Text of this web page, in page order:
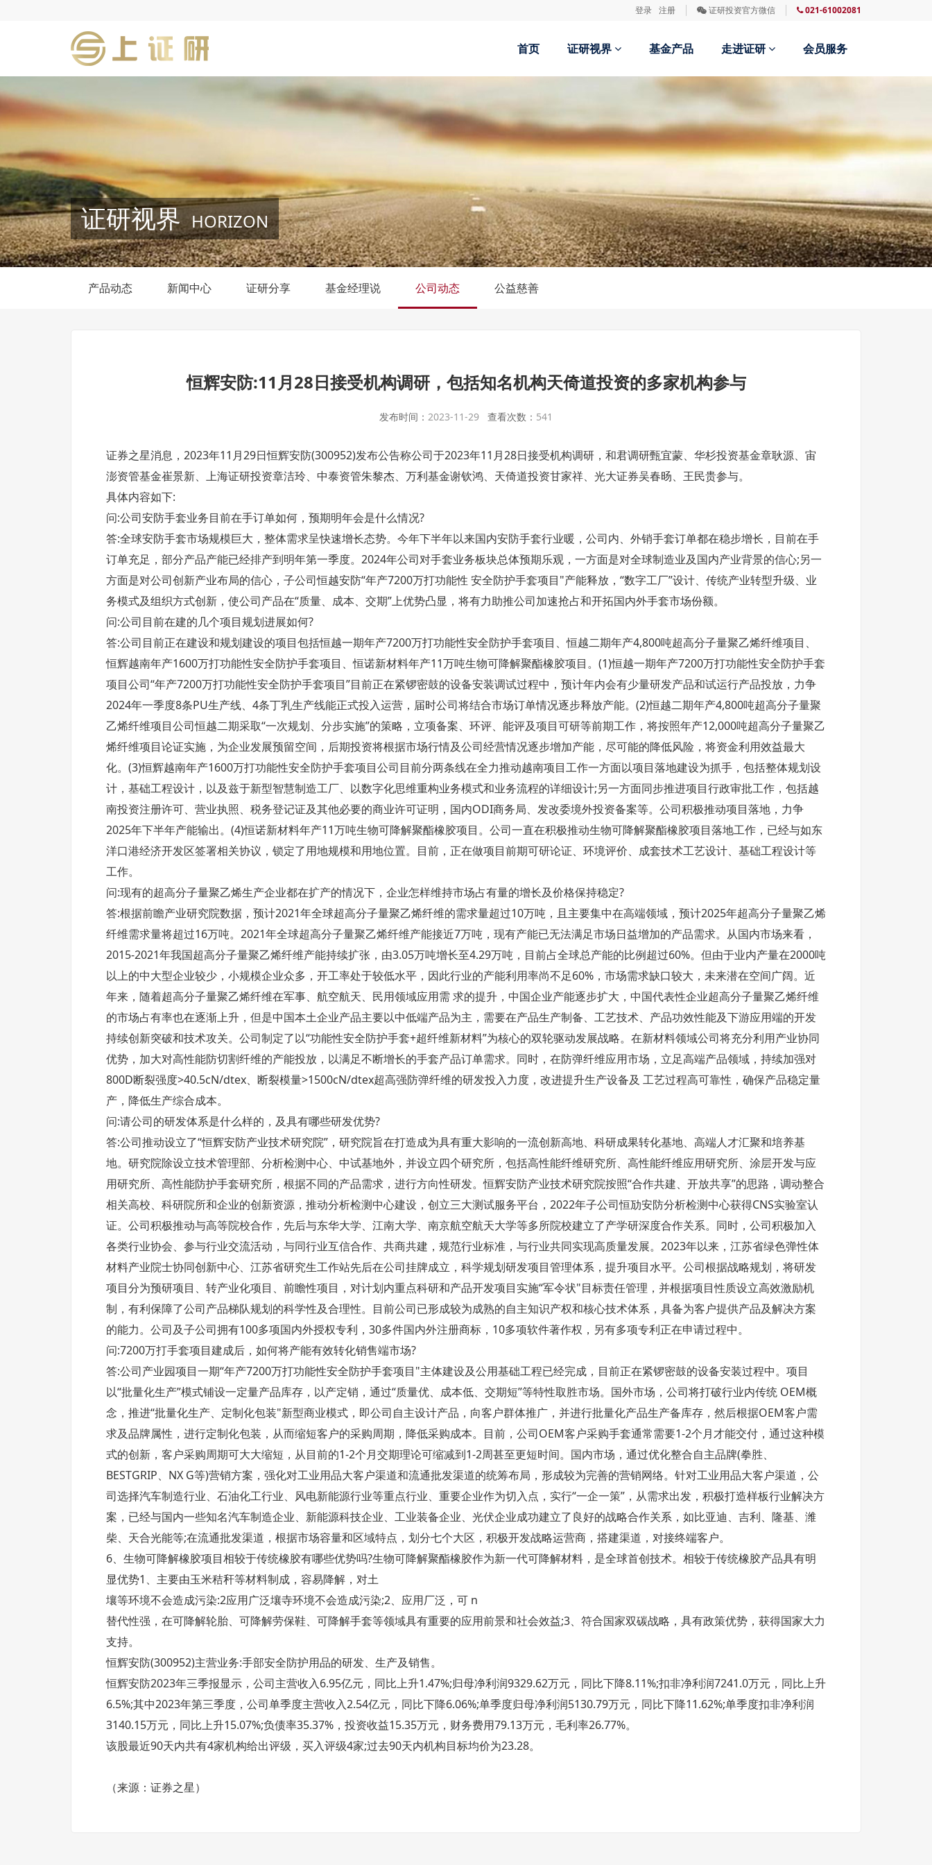
登录 注册 证研投资官方微信 021-61002081
首页 证研视界 基金产品 走进证研 会员服务
证研视界 HORIZON
产品动态 新闻中心 证研分享 基金经理说 公司动态 公益慈善
恒辉安防:11月28日接受机构调研，包括知名机构天倚道投资的多家机构参与
发布时间： 2023-11-29 查看次数： 541
证券之星消息，2023年11月29日恒辉安防(300952)发布公告称公司于2023年11月28日接受机构调研，和君调研甄宜蒙、华杉投资基金章耿源、宙
澎资管基金崔景新、上海证研投资章洁玲、中泰资管朱黎杰、万利基金谢钦鸿、天倚道投资甘家祥、光大证券吴春旸、王民贵参与。
具体内容如下:
问:公司安防手套业务目前在手订单如何，预期明年会是什么情况?
答:全球安防手套市场规模巨大，整体需求呈快速增长态势。今年下半年以来国内安防手套行业暖，公司内、外销手套订单都在稳步增长，目前在手
订单充足，部分产品产能已经排产到明年第一季度。2024年公司对手套业务板块总体预期乐观，一方面是对全球制造业及国内产业背景的信心;另一
方面是对公司创新产业布局的信心，子公司恒越安防“年产7200万打功能性 安全防护手套项目"产能释放，“数字工厂”设计、传统产业转型升级、业
务模式及组织方式创新，使公司产品在“质量、成本、交期”上优势凸显，将有力助推公司加速抢占和开拓国内外手套市场份额。
问:公司目前在建的几个项目规划进展如何?
答:公司目前正在建设和规划建设的项目包括恒越一期年产7200万打功能性安全防护手套项目、恒越二期年产4,800吨超高分子量聚乙烯纤维项目、
恒辉越南年产1600万打功能性安全防护手套项目、恒诺新材料年产11万吨生物可降解聚酯橡胶项目。(1)恒越一期年产7200万打功能性安全防护手套
项目公司“年产7200万打功能性安全防护手套项目”目前正在紧锣密鼓的设备安装调试过程中，预计年内会有少量研发产品和试运行产品投放，力争
2024年一季度8条PU生产线、4条丁乳生产线能正式投入运营，届时公司将结合市场订单情况逐步释放产能。(2)恒越二期年产4,800吨超高分子量聚
乙烯纤维项目公司恒越二期采取“一次规划、分步实施”的策略，立项备案、环评、能评及项目可研等前期工作，将按照年产12,000吨超高分子量聚乙
烯纤维项目论证实施，为企业发展预留空间，后期投资将根据市场行情及公司经营情况逐步增加产能，尽可能的降低风险，将资金利用效益最大
化。(3)恒辉越南年产1600万打功能性安全防护手套项目公司目前分两条线在全力推动越南项目工作一方面以项目落地建设为抓手，包括整体规划设
计，基础工程设计，以及兹于新型智慧制造工厂、以数字化思维重构业务模式和业务流程的详细设计;另一方面同步推进项目行政审批工作，包括越
南投资注册许可、营业执照、税务登记证及其他必要的商业许可证明，国内ODI商务局、发改委境外投资备案等。公司积极推动项目落地，力争
2025年下半年产能输出。(4)恒诺新材料年产11万吨生物可降解聚酯橡胶项目。公司一直在积极推动生物可降解聚酯橡胶项目落地工作，已经与如东
洋口港经济开发区签署相关协议，锁定了用地规模和用地位置。目前，正在做项目前期可研论证、环境评价、成套技术工艺设计、基础工程设计等
工作。
问:现有的超高分子量聚乙烯生产企业都在扩产的情况下，企业怎样维持市场占有量的增长及价格保持稳定?
答:根据前瞻产业研究院数据，预计2021年全球超高分子量聚乙烯纤维的需求量超过10万吨，且主要集中在高端领域，预计2025年超高分子量聚乙烯
纤维需求量将超过16万吨。2021年全球超高分子量聚乙烯纤维产能接近7万吨，现有产能已无法满足市场日益增加的产品需求。从国内市场来看，
2015-2021年我国超高分子量聚乙烯纤维产能持续扩张，由3.05万吨增长至4.29万吨，目前占全球总产能的比例超过60%。但由于业内产量在2000吨
以上的中大型企业较少，小规模企业众多，开工率处于较低水平，因此行业的产能利用率尚不足60%，市场需求缺口较大，未来潜在空间广阔。近
年来，随着超高分子量聚乙烯纤维在军事、航空航天、民用领域应用需 求的提升，中国企业产能逐步扩大，中国代表性企业超高分子量聚乙烯纤维
的市场占有率也在逐渐上升，但是中国本土企业产品主要以中低端产品为主，需要在产品生产制备、工艺技术、产品功效性能及下游应用端的开发
持续创新突破和技术攻关。公司制定了以“功能性安全防护手套+超纤维新材料”为核心的双轮驱动发展战略。在新材料领域公司将充分利用产业协同
优势，加大对高性能防切割纤维的产能投放，以满足不断增长的手套产品订单需求。同时，在防弹纤维应用市场，立足高端产品领域，持续加强对
800D断裂强度>40.5cN/dtex、断裂模量>1500cN/dtex超高强防弹纤维的研发投入力度，改进提升生产设备及 工艺过程高可靠性，确保产品稳定量
产，降低生产综合成本。
问:请公司的研发体系是什么样的，及具有哪些研发优势?
答:公司推动设立了“恒辉安防产业技术研究院”，研究院旨在打造成为具有重大影响的一流创新高地、科研成果转化基地、高端人才汇聚和培养基
地。研究院除设立技术管理部、分析检测中心、中试基地外，并设立四个研究所，包括高性能纤维研究所、高性能纤维应用研究所、涂层开发与应
用研究所、高性能防护手套研究所，根据不同的产品需求，进行方向性研发。恒辉安防产业技术研究院按照“合作共建、开放共享”的思路，调动整合
相关高校、科研院所和企业的创新资源，推动分析检测中心建设，创立三大测试服务平台，2022年子公司恒劢安防分析检测中心获得CNS实验室认
证。公司积极推动与高等院校合作，先后与东华大学、江南大学、南京航空航天大学等多所院校建立了产学研深度合作关系。同时，公司积极加入
各类行业协会、参与行业交流活动，与同行业互信合作、共商共建，规范行业标准，与行业共同实现高质量发展。2023年以来，江苏省绿色弹性体
材料产业院士协同创新中心、江苏省研究生工作站先后在公司挂牌成立，科学规划研发项目管理体系，提升项目水平。公司根据战略规划，将研发
项目分为预研项目、转产业化项目、前瞻性项目，对计划内重点科研和产品开发项目实施“军令状"目标责任管理，并根据项目性质设立高效激励机
制，有利保障了公司产品梯队规划的科学性及合理性。目前公司已形成较为成熟的自主知识产权和核心技术体系，具备为客户提供产品及解决方案
的能力。公司及子公司拥有100多项国内外授权专利，30多件国内外注册商标，10多项软件著作权，另有多项专利正在申请过程中。
问:7200万打手套项目建成后，如何将产能有效转化销售端市场?
答:公司产业园项目一期“年产7200万打功能性安全防护手套项目"主体建设及公用基础工程已经完成，目前正在紧锣密鼓的设备安装过程中。项目
以“批量化生产”模式铺设一定量产品库存，以产定销，通过“质量优、成本低、交期短”等特性取胜市场。国外市场，公司将打破行业内传统 OEM概
念，推进“批量化生产、定制化包装"新型商业模式，即公司自主设计产品，向客户群体推广，并进行批量化产品生产备库存，然后根据OEM客户需
求及品牌属性，进行定制化包装，从而缩短客户的采购周期，降低采购成本。目前，公司OEM客户采购手套通常需要1-2个月才能交付，通过这种模
式的创新，客户采购周期可大大缩短，从目前的1-2个月交期理论可缩减到1-2周甚至更短时间。国内市场，通过优化整合自主品牌(拳胜、
BESTGRIP、NX G等)营销方案，强化对工业用品大客户渠道和流通批发渠道的统筹布局，形成较为完善的营销网络。针对工业用品大客户渠道，公
司选择汽车制造行业、石油化工行业、风电新能源行业等重点行业、重要企业作为切入点，实行“一企一策”，从需求出发，积极打造样板行业解决方
案，已经与国内一些知名汽车制造企业、新能源科技企业、工业装备企业、光伏企业成功建立了良好的战略合作关系，如比亚迪、吉利、隆基、潍
柴、天合光能等;在流通批发渠道，根据市场容量和区域特点，划分七个大区，积极开发战略运营商，搭建渠道，对接终端客户。
6、生物可降解橡胶项目相较于传统橡胶有哪些优势吗?生物可降解聚酯橡胶作为新一代可降解材料，是全球首创技术。相较于传统橡胶产品具有明
显优势1、主要由玉米秸秆等材料制成，容易降解，对土
壤等环境不会造成污染:2应用广泛壤寺环境不会造成污染;2、应用厂泛，可 n
替代性强，在可降解轮胎、可降解劳保鞋、可降解手套等领域具有重要的应用前景和社会效益;3、符合国家双碳战略，具有政策优势，获得国家大力
支持。
恒辉安防(300952)主营业务:手部安全防护用品的研发、生产及销售。
恒辉安防2023年三季报显示，公司主营收入6.95亿元，同比上升1.47%;归母净利润9329.62万元，同比下降8.11%;扣非净利润7241.0万元，同比上升
6.5%;其中2023年第三季度，公司单季度主营收入2.54亿元，同比下降6.06%;单季度归母净利润5130.79万元，同比下降11.62%;单季度扣非净利润
3140.15万元，同比上升15.07%;负债率35.37%，投资收益15.35万元，财务费用79.13万元，毛利率26.77%。
该股最近90天内共有4家机构给出评级，买入评级4家;过去90天内机构目标均价为23.28。
（来源：证券之星）